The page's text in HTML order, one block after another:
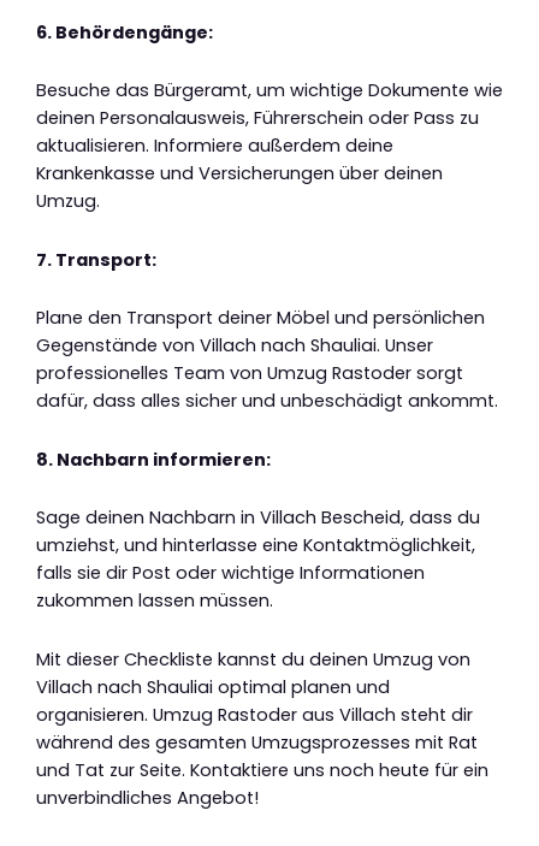
6. Behördengänge:
Besuche das Bürgeramt, um wichtige Dokumente wie
deinen Personalausweis, Führerschein oder Pass zu
aktualisieren. Informiere außerdem deine
Krankenkasse und Versicherungen über deinen
Umzug.
7. Transport:
Plane den Transport deiner Möbel und persönlichen
Gegenstände von Villach nach Shauliai. Unser
professionelles Team von Umzug Rastoder sorgt
dafür, dass alles sicher und unbeschädigt ankommt.
8. Nachbarn informieren:
Sage deinen Nachbarn in Villach Bescheid, dass du
umziehst, und hinterlasse eine Kontaktmöglichkeit,
falls sie dir Post oder wichtige Informationen
zukommen lassen müssen.
Mit dieser Checkliste kannst du deinen Umzug von
Villach nach Shauliai optimal planen und
organisieren. Umzug Rastoder aus Villach steht dir
während des gesamten Umzugsprozesses mit Rat
und Tat zur Seite. Kontaktiere uns noch heute für ein
unverbindliches Angebot!